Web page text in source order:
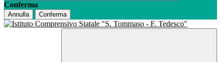
Conferma
Annulla Conferma